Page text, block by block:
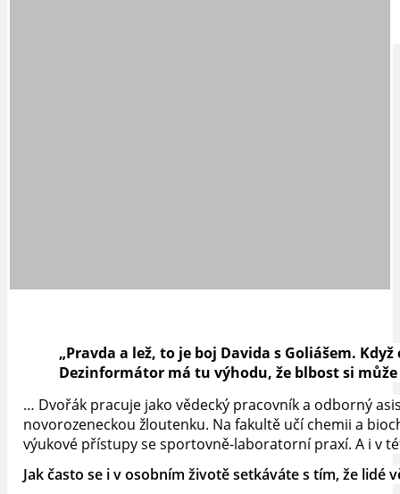
„Pravda a lež, to je boj Davida s Goliášem.
Dezinformátor má tu výhodu, že blbost si
… Dvořák pracuje jako vědecký pracovník a odborný
novorozeneckou žloutenku. Na fakultě učí chemii a
výukové přístupy se sportovně-laboratorní praxí. A i v
Jak často se i v osobním životě setkáváte s tím, že